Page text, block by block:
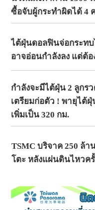
ซื้อจับผู้กระทำผิดได้ 4
ไต้ฝุ่นดอลฟินจ่อกระทบ
อาจอ่อนกำลังลง แต่ต้
กำลังจะมีไต้ฝุ่น 2 ลูกร
เตรียมก่อตัว ! พายุไต้
เพิ่มเป็น 320 กม.
TSMC บริจาค 250 ล้
โตะ หลังแผ่นดินไหวค